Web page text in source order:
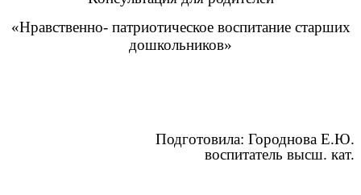
«Нравственно- патриотическое воспитание старших
дошкольников»
Подготовила: Городнова Е.Ю.
воспитатель высш. кат.